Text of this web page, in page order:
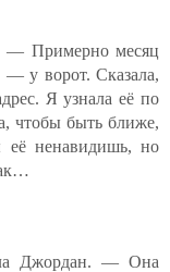
— Примерно месяц
— у ворот. Сказала,
Я узнала её по
чтобы быть ближе,
её ненавидишь, но
Джордан. — Она